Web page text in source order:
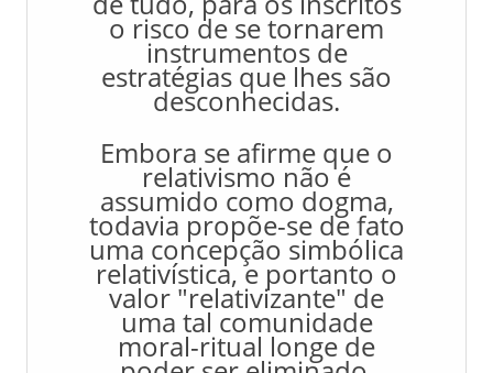
o risco de se tornarem
instrumentos de
estratégias que lhes são
desconhecidas.
Embora se afirme que o
relativismo não é
assumido como dogma,
todavia propõe-se de fato
uma concepção simbólica
relativística, e portanto o
valor "relativizante" de
uma tal comunidade
moral-ritual longe de